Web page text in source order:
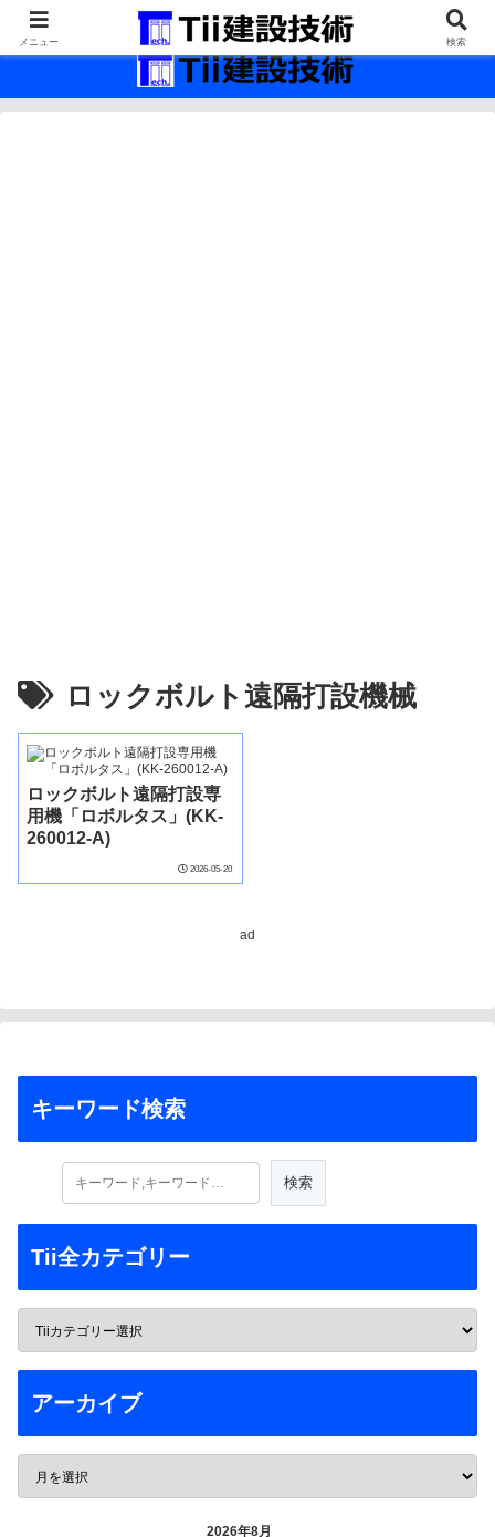
最新の建設技術の情報インフラ。
ロックボルト遠隔打設機械
ロックボルト遠隔打設専
用機「ロボルタス」(KK-
260012-A)
2026-05-20
ad
キーワード検索
Tii全カテゴリー
アーカイブ
2026年8月
メニュー 検索